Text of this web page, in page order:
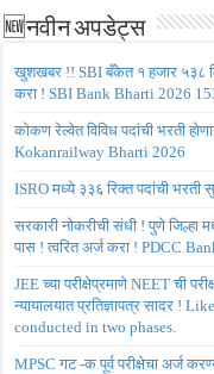
🆕नवीन अपडेट्स
खुशखबर !! SBI बँकेत १ हजार ५३८
करा ! SBI Bank Bharti 2026
कोकण रेल्वेत विविध पदांची भरती
Kokanrailway Bharti 2026
ISRO मध्ये ३३६ रिक्त पदांची भरती
सरकारी नोकरीची संधी ! पुणे जिल्हा
पास ! त्वरित अर्ज करा ! PDCC
JEE च्या परीक्षेप्रमाणे NEET ची
न्यायालयात प्रतिज्ञापत्र सादर !
conducted in two phases.
MPSC गट -क पूर्व परीक्षेचा अर्ज